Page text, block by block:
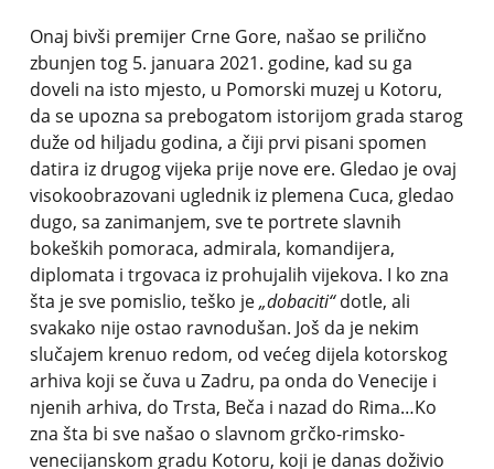
Onaj bivši premijer Crne Gore, našao se prilično
zbunjen tog 5. januara 2021. godine, kad su ga
doveli na isto mjesto, u Pomorski muzej u Kotoru,
da se upozna sa prebogatom istorijom grada starog
duže od hiljadu godina, a čiji prvi pisani spomen
datira iz drugog vijeka prije nove ere. Gledao je ovaj
visokoobrazovani uglednik iz plemena Cuca, gledao
dugo, sa zanimanjem, sve te portrete slavnih
bokeških pomoraca, admirala, komandijera,
diplomata i trgovaca iz prohujalih vijekova. I ko zna
šta je sve pomislio, teško je„dobaciti“dotle, ali
svakako nije ostao ravnodušan. Još da je nekim
slučajem krenuo redom, od većeg dijela kotorskog
arhiva koji se čuva u Zadru, pa onda do Venecije i
njenih arhiva, do Trsta, Beča i nazad do Rima…Ko
zna šta bi sve našao o slavnom grčko-rimsko-
venecijanskom gradu Kotoru, koji je danas doživio